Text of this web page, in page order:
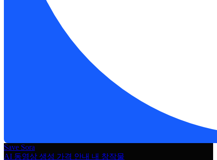
Save Sora
AI 동영상 생성 가격 안내 내 창작물